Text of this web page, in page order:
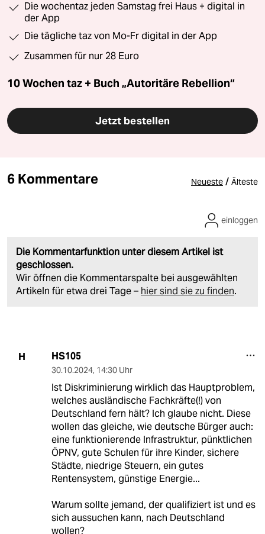
Die wochentaz jeden Samstag frei Haus + digital in
der App
Die tägliche taz von Mo-Fr digital in der App
Zusammen für nur 28 Euro
10 Wochen taz + Buch „Autoritäre Rebellion“
Jetzt bestellen
6 Kommentare Neueste / Älteste
Die Kommentarfunktion unter diesem Artikel ist
geschlossen.
Wir öffnen die Kommentarspalte bei ausgewählten
Artikeln für etwa drei Tage – hier sind sie zu finden.
einloggen
H HS105
30.10.2024, 14:30 Uhr
Ist Diskriminierung wirklich das Hauptproblem,
welches ausländische Fachkräfte(!) von
Deutschland fern hält? Ich glaube nicht. Diese
wollen das gleiche, wie deutsche Bürger auch:
eine funktionierende Infrastruktur, pünktlichen
ÖPNV, gute Schulen für ihre Kinder, sichere
Städte, niedrige Steuern, ein gutes
Rentensystem, günstige Energie...
Warum sollte jemand, der qualifiziert ist und es
sich aussuchen kann, nach Deutschland
wollen?